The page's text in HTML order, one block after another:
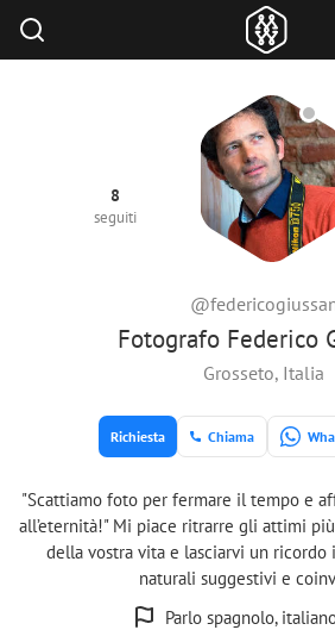
Fotografo Federico
8
seguiti
Grosseto, Italia
Richiesta Chiama
"Scattiamo foto per fermare il tempo e
all’eternità!" Mi piace ritrarre gli attimi
della vostra vita e lasciarvi un ricordo
naturali suggestivi e
Parlo spagnolo,